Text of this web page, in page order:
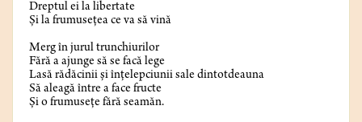
Dreptul ei la libertate
Și la frumusețea ce va să vină
Merg în jurul trunchiurilor
Fără a ajunge să se facă lege
Lasă rădăcinii și înțelepciunii sale dintotdeauna
Să aleagă între a face fructe
Și o frumusețe fără seamăn.